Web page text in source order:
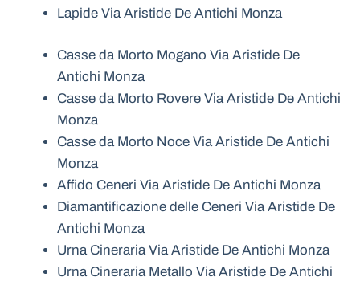
Lapide Via Aristide De Antichi Monza
Casse da Morto Mogano Via Aristide De
Antichi Monza
Casse da Morto Rovere Via Aristide De Antichi
Monza
Casse da Morto Noce Via Aristide De Antichi
Monza
Affido Ceneri Via Aristide De Antichi Monza
Diamantificazione delle Ceneri Via Aristide De
Antichi Monza
Urna Cineraria Via Aristide De Antichi Monza
Urna Cineraria Metallo Via Aristide De Antichi